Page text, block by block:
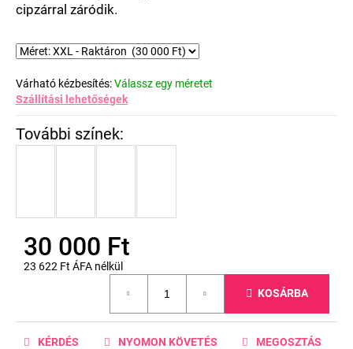
cipzárral záródik.
Várható kézbesítés:Válassz egy méretet
Szállítási lehetőségek
30 000 Ft
23 622 Ft ÁFA nélkül
KOSÁRBA
KÉRDÉS NYOMON KÖVETÉS MEGOSZTÁS